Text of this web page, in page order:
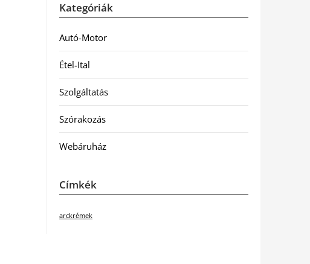
Kategóriák
Autó-Motor
Étel-Ital
Szolgáltatás
Szórakozás
Webáruház
Címkék
arckrémek